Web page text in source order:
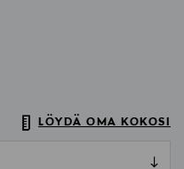
LÖYDÄ OMA KOKOSI